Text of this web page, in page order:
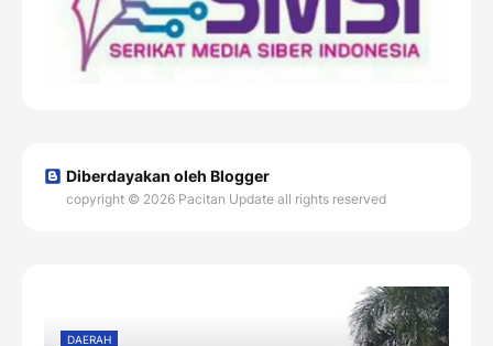
Diberdayakan oleh Blogger
copyright © 2026 Pacitan Update all rights reserved
DAERAH